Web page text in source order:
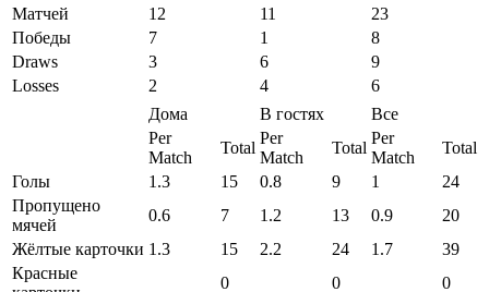
Матчей
12 11
23
Победы
7 1
8
Draws
3 6
9
Losses
2 4
6
Дома
В гостях
Все
Per
Match
Total
Per
Match
Total
Per
Match
Total
Голы
1.3 15 0.8 9 1
24
Пропущено
мячей
0.6 7 1.2 13 0.9
20
Жёлтые карточки 1.3 15 2.2 24 1.7
39
Красные
0 0
0